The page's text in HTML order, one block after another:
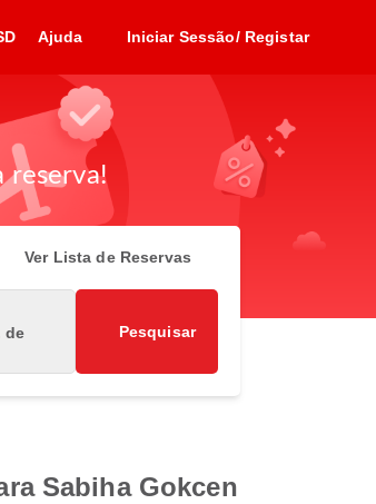
Ajuda Iniciar Sessão/ Registar
reserva!
Ver Lista de Reservas
de
Pesquisar
Sabiha Gokcen